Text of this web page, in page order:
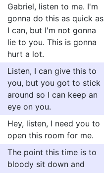
Gabriel, listen to me. I'm
gonna do this as quick as
I can, but I'm not gonna
lie to you. This is gonna
hurt a lot.
Listen, I can give this to
you, but you got to stick
around so I can keep an
eye on you.
Hey, listen, I need you to
open this room for me.
The point this time is to
bloody sit down and